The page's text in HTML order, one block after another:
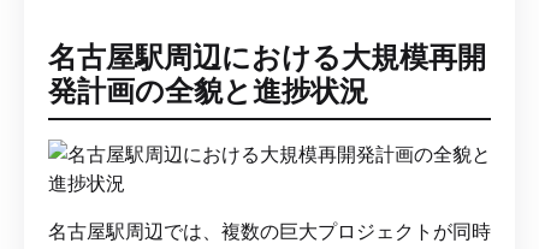
名古屋駅周辺における大規模再開
発計画の全貌と進捗状況
名古屋駅周辺では、複数の巨大プロジェクトが同時